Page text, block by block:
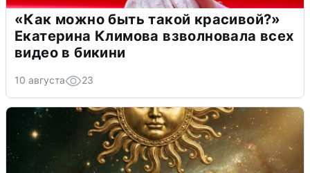
«Как можно быть такой красивой?»
Екатерина Климова взволновала всех
видео в бикини
10 августа 23